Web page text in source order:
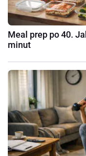
Meal prep po 40.
minut